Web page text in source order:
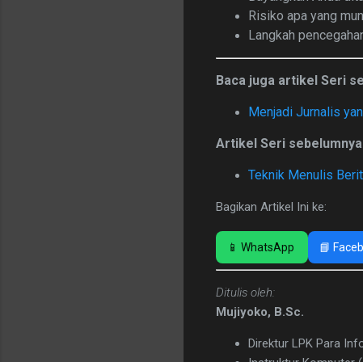
Risiko apa yang
Langkah
Baca juga artikel Seri
Menjadi Jurnalis
Artikel Seri sebelumnya
Teknik Menulis
Bagikan Artikel Ini ke:
📱 WhatsApp 📘
Ditulis oleh:
Mujiyoko, B.Sc.
Direktur LPK Para